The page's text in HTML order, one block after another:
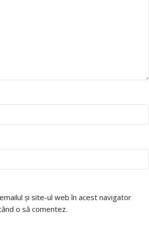
și site-ul web în acest navigator
o să comentez.